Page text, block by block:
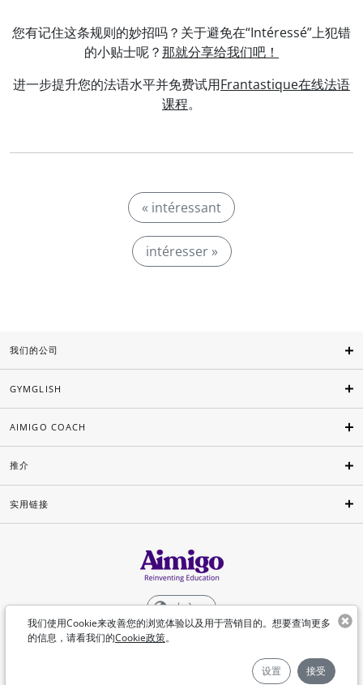
您有记住这条规则的妙招吗？关于避免在“Intéressé”上犯错
的小贴士呢？那就分享给我们吧！
进一步提升您的法语水平并免费试用Frantastique在线法语
课程。
« intéressant
intéresser »
我们使用Cookie来改善您的浏览体验以及用于营销目的。想要查询更多
的信息，请看我们的Cookie政策。
设置 接受
我们的公司
GYMGLISH
AIMIGO COACH
推介
实用链接
中文
©Aimigo 2026